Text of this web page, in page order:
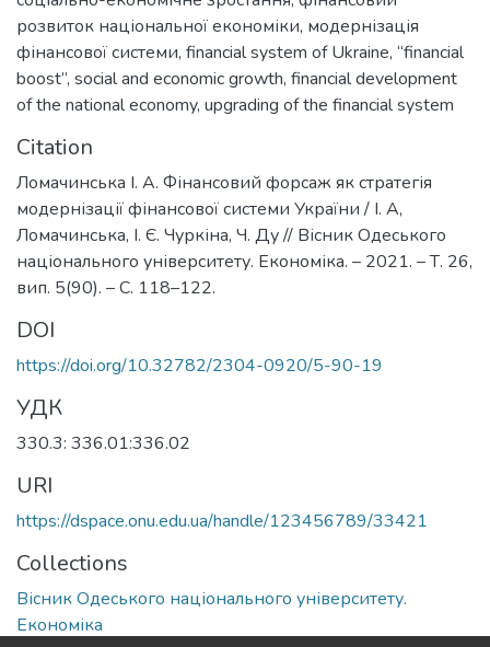
розвиток національної економіки, модернізація
фінансової системи, financial system of Ukraine, “financial
boost”, social and economic growth, financial development
of the national economy, upgrading of the financial system
Citation
Ломачинська І. А. Фінансовий форсаж як стратегія
модернізації фінансової системи України / І. А,
Ломачинська, І. Є. Чуркіна, Ч. Ду // Вісник Одеського
національного університету. Економіка. – 2021. – Т. 26,
вип. 5(90). – С. 118–122.
DOI
https://doi.org/10.32782/2304-0920/5-90-19
УДК
330.3: 336.01:336.02
URI
https://dspace.onu.edu.ua/handle/123456789/33421
Collections
Вісник Одеського національного університету.
Економіка